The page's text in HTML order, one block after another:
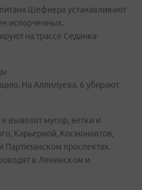
Шефнера устанавливают
испорченных.
на трассе Седанка-
На Аллилуева, 6 убирают
вывозят мусор, ветки и
Карьерной, Космонавтов,
проспектах.
в Ленинском и